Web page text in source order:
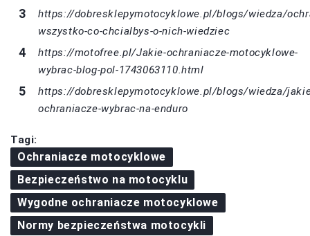
https://dobresklepymotocyklowe.pl/blogs/wiedza/
wszystko-co-chcialbys-o-nich-wiedziec
https://motofree.pl/Jakie-ochraniacze-motocyklowe-
wybrac-blog-pol-1743063110.html
https://dobresklepymotocyklowe.pl/blogs/wiedza/
ochraniacze-wybrac-na-enduro
Tagi:
Ochraniacze motocyklowe
Bezpieczeństwo na motocyklu
Wygodne ochraniacze motocyklowe
Normy bezpieczeństwa motocykli